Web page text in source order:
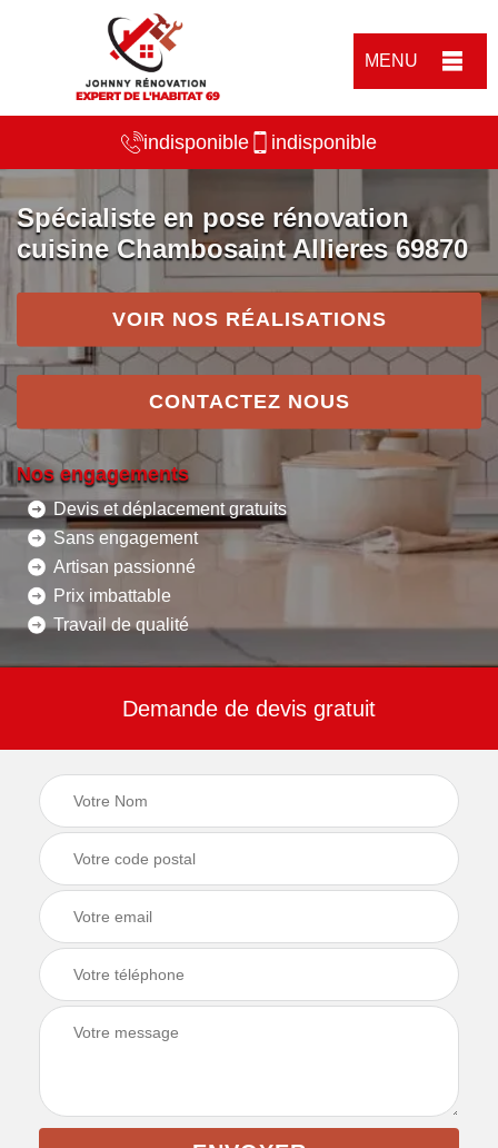
MENU
indisponible indisponible
Spécialiste en pose rénovation
cuisine Chambosaint Allieres 69870
VOIR NOS RÉALISATIONS
CONTACTEZ NOUS
Nos engagements
Devis et déplacement gratuits
Sans engagement
Artisan passionné
Prix imbattable
Travail de qualité
Demande de devis gratuit